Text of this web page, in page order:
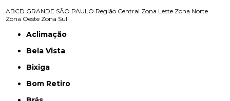
ABCD GRANDE SÃO PAULO Região Central Zona Leste Zona Norte
Zona Oeste Zona Sul
Aclimação
Bela Vista
Bixiga
Bom Retiro